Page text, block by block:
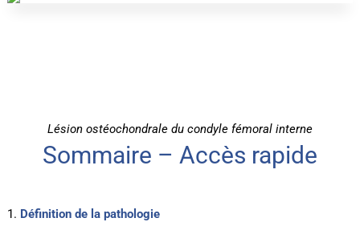
Lésion ostéochondrale du condyle fémoral interne
Sommaire – Accès rapide
Définition de la pathologie